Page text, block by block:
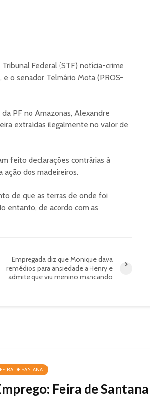
Federal (STF) notícia-crime
o senador Telmário Mota (PROS-
PF no Amazonas, Alexandre
extraídas ilegalmente no valor de
feito declarações contrárias à
dos madeireiros.
de que as terras de onde foi
entanto, de acordo com as
Empregada diz que Monique dava
remédios para ansiedade a Henry e
admite que viu menino mancando
FEIRA DE SANTANA
Feira de Santana